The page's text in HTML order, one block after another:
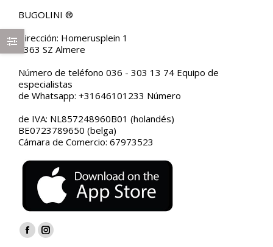
BUGOLINI ®
Dirección: Homerusplein 1
1363 SZ Almere
Número de teléfono 036 - 303 13 74 Equipo de
especialistas
de Whatsapp: +31646101233 Número
de IVA: NL857248960B01 (holandés)
BE0723789650 (belga)
Cámara de Comercio: 67973523
Encuéntranos en:
FacebookInstagram